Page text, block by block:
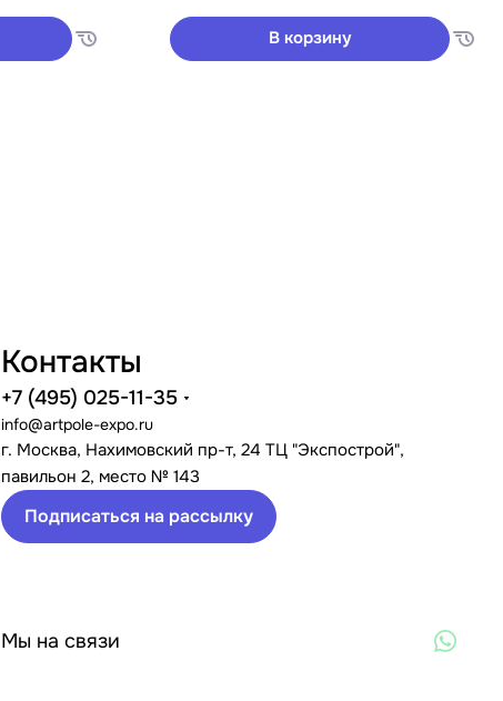
В корзину
Контакты
+7 (495) 025-11-35
info@artpole-expo.ru
г. Москва, Нахимовский пр-т, 24 ТЦ "Экспострой",
павильон 2, место № 143
Подписаться на рассылку
Мы на связи